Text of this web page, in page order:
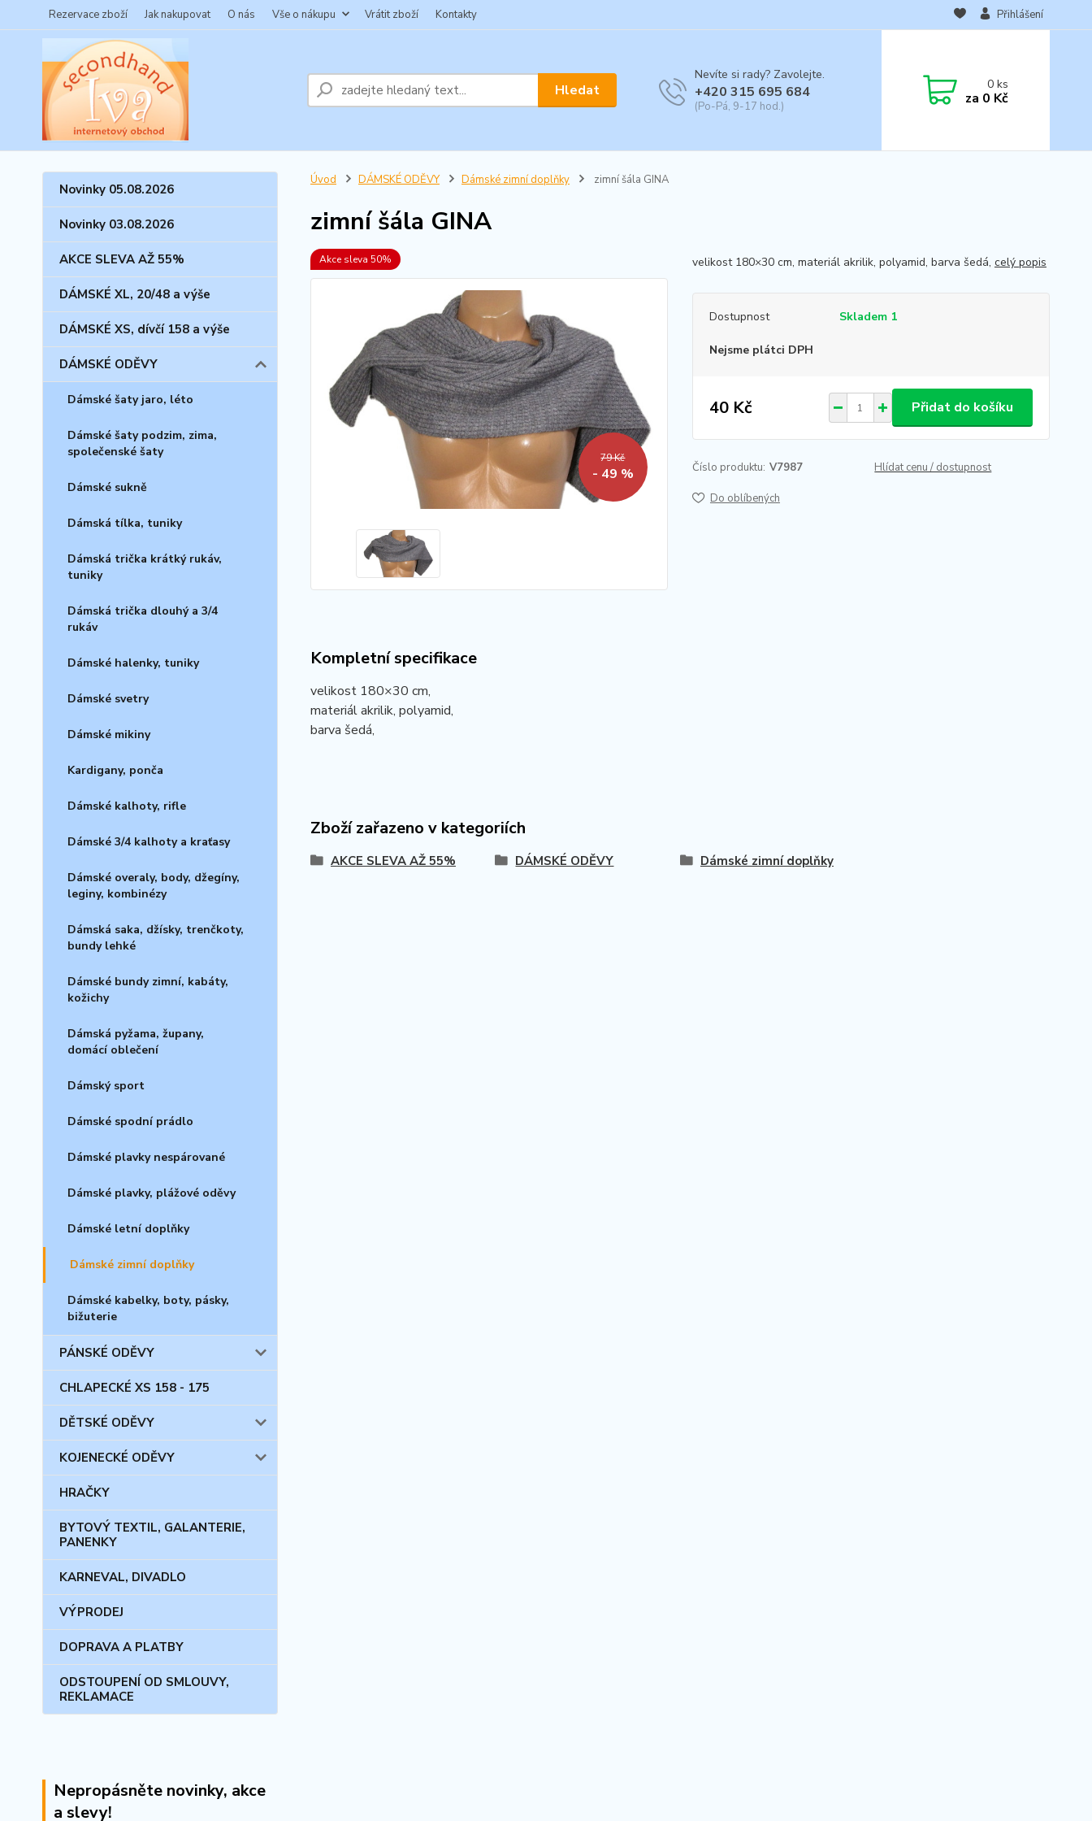
Rezervace zboží Jak nakupovat O nás Vše o nákupu Vrátit zboží Kontakty Přihlášení
Hledat
Nevíte si rady? Zavolejte.
+420 315 695 684
(Po-Pá, 9-17 hod.)
0ks
za 0 Kč
Novinky 05.08.2026
Novinky 03.08.2026
AKCE SLEVA AŽ 55%
DÁMSKÉ XL, 20/48 a výše
DÁMSKÉ XS, dívčí 158 a výše
DÁMSKÉ ODĚVY
Dámské šaty jaro, léto
Dámské šaty podzim, zima,
společenské šaty
Dámské sukně
Dámská tílka, tuniky
Dámská trička krátký rukáv,
tuniky
Dámská trička dlouhý a 3/4
rukáv
Dámské halenky, tuniky
Dámské svetry
Dámské mikiny
Kardigany, ponča
Dámské kalhoty, rifle
Dámské 3/4 kalhoty a kraťasy
Dámské overaly, body, džegíny,
leginy, kombinézy
Dámská saka, džísky, trenčkoty,
bundy lehké
Dámské bundy zimní, kabáty,
kožichy
Dámská pyžama, župany,
domácí oblečení
Dámský sport
Dámské spodní prádlo
Dámské plavky nespárované
Dámské plavky, plážové oděvy
Dámské letní doplňky
Dámské zimní doplňky
Dámské kabelky, boty, pásky,
bižuterie
PÁNSKÉ ODĚVY
CHLAPECKÉ XS 158 - 175
DĚTSKÉ ODĚVY
KOJENECKÉ ODĚVY
HRAČKY
BYTOVÝ TEXTIL, GALANTERIE,
PANENKY
KARNEVAL, DIVADLO
VÝPRODEJ
DOPRAVA A PLATBY
ODSTOUPENÍ OD SMLOUVY,
REKLAMACE
Nepropásněte novinky, akce
a slevy!
Úvod DÁMSKÉ ODĚVY Dámské zimní doplňky zimní šála GINA
zimní šála GINA
Akce sleva 50%
79 Kč
- 49 %
velikost 180×30 cm, materiál akrilik, polyamid, barva šedá, celý popis
Dostupnost Skladem 1
Nejsme plátci DPH
40 Kč Přidat do košíku
Číslo produktu: V7987 Hlídat cenu / dostupnost
Do oblíbených
Kompletní specifikace
velikost 180×30 cm,
materiál akrilik, polyamid,
barva šedá,
Zboží zařazeno v kategoriích
AKCE SLEVA AŽ 55% DÁMSKÉ ODĚVY Dámské zimní doplňky